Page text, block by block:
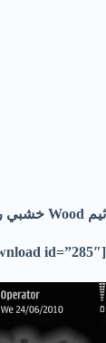
ثيم Wood خشبي رائع بايقونات جميله
[download id=”285″]